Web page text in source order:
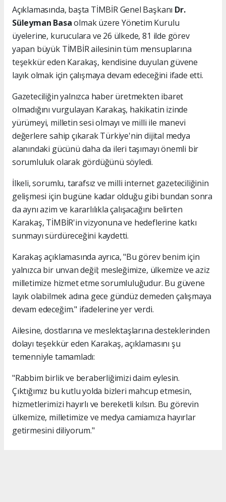
Açıklamasında, başta TİMBİR Genel Başkanı Dr.
Süleyman Basaolmak üzere Yönetim Kurulu
üyelerine, kuruculara ve 26 ülkede, 81 ilde görev
yapan büyük TİMBİR ailesinin tüm mensuplarına
teşekkür eden Karakaş, kendisine duyulan güvene
layık olmak için çalışmaya devam edeceğini ifade etti.
Gazeteciliğin yalnızca haber üretmekten ibaret
olmadığını vurgulayan Karakaş, hakikatin izinde
yürümeyi, milletin sesi olmayı ve milli ile manevi
değerlere sahip çıkarak Türkiye'nin dijital medya
alanındaki gücünü daha da ileri taşımayı önemli bir
sorumluluk olarak gördüğünü söyledi.
İlkeli, sorumlu, tarafsız ve milli internet gazeteciliğinin
gelişmesi için bugüne kadar olduğu gibi bundan sonra
da aynı azim ve kararlılıkla çalışacağını belirten
Karakaş, TİMBİR'in vizyonuna ve hedeflerine katkı
sunmayı sürdüreceğini kaydetti.
Karakaş açıklamasında ayrıca, "Bu görev benim için
yalnızca bir unvan değil; mesleğimize, ülkemize ve aziz
milletimize hizmet etme sorumluluğudur. Bu güvene
layık olabilmek adına gece gündüz demeden çalışmaya
devam edeceğim." ifadelerine yer verdi.
Ailesine, dostlarına ve meslektaşlarına desteklerinden
dolayı teşekkür eden Karakaş, açıklamasını şu
temenniyle tamamladı:
"Rabbim birlik ve beraberliğimizi daim eylesin.
Çıktığımız bu kutlu yolda bizleri mahcup etmesin,
hizmetlerimizi hayırlı ve bereketli kılsın. Bu görevin
ülkemize, milletimize ve medya camiamıza hayırlar
getirmesini diliyorum."